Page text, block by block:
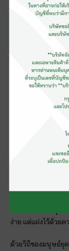
บันทึกมนุษย์ถ้ำ
จาการขูดขีดเส้นสา
มามนุษย์ก็เรียนรู้ที่
จากหลักฐานทาง
17,000 – 12,000
ประเทศสเปน พบ
วัว กวาง และสัตว์
บนผนังถ้ำทำด้วยวิ
โพรงถ้ำ บางชิ้นเขี
หรือเขม่าไฟ สีแดง
ง่าย แต่แฝงไว้ด้วย
ด้วยวิถีของมนุษย์ยุ